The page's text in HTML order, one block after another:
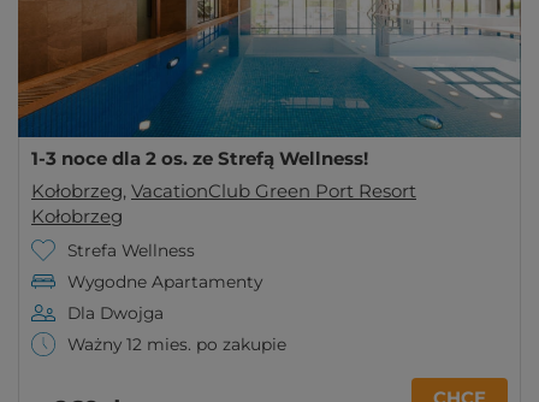
1-3 noce dla 2 os. ze Strefą Wellness!
Kołobrzeg, VacationClub Green Port Resort
Kołobrzeg
Strefa Wellness
Wygodne Apartamenty
Dla Dwojga
Ważny 12 mies. po zakupie